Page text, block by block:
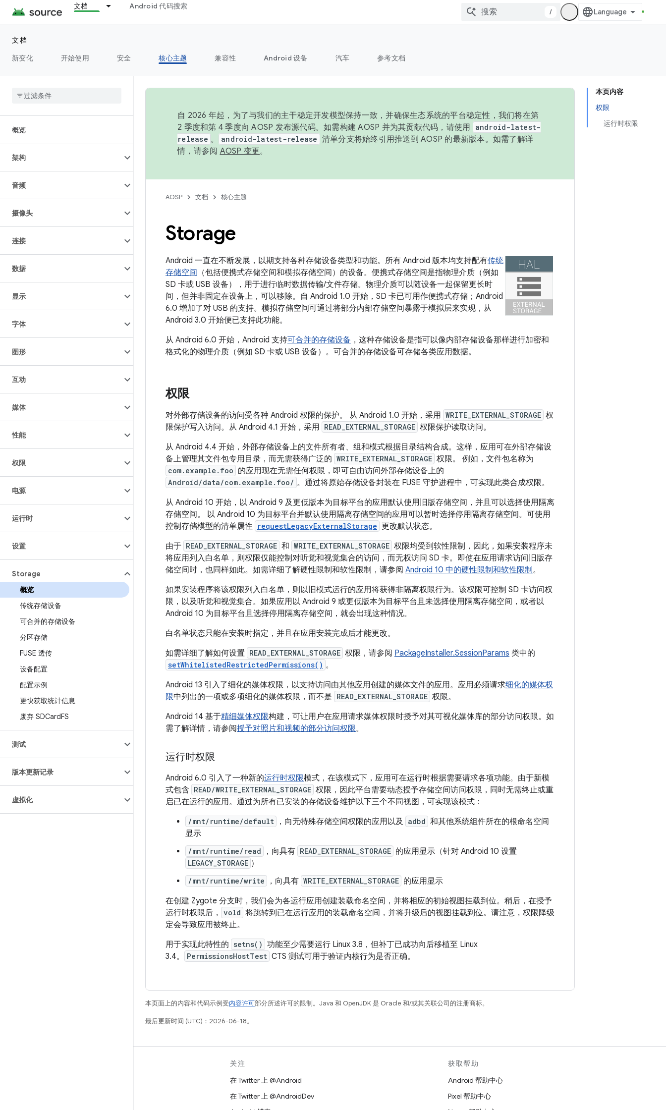
文档 Android 代码搜索
/
文档
新变化
开始使用 安全 核心主题 兼容性 Android 设备 汽车 参考文档
概览
架构
音频
摄像头
连接
数据
显示
字体
图形
互动
媒体
性能
权限
电源
运行时
设置
Storage
概览
传统存储设备
可合并的存储设备
分区存储
FUSE 透传
设备配置
配置示例
更快获取统计信息
废弃 SDCardFS
测试
版本更新记录
虚拟化
本页内容
权限
运行时权限
自 2026 年起，为了与我们的主干稳定开发模型保持一致，并确保生态系统的平台稳定性，我们将在第
2 季度和第 4 季度向 AOSP 发布源代码。如需构建 AOSP 并为其贡献代码，请使用
android-latest-
release 。 android-latest-release 清单分支将始终引用推送到 AOSP 的最新版本。如需了解详
情，请参阅 AOSP 变更。
AOSP 文档 核心主题
Storage
Android 一直在不断发展，以期支持各种存储设备类型和功能。所有 Android 版本均支持配有传统
存储空间 （包括便携式存储空间和模拟存储空间）的设备。便携式存储空间是指物理介质（例如
SD 卡或 USB 设备），用于进行临时数据传输/文件存储。 物理介质可以随设备一起保留更长时
间，但并非固定在设备上，可以移除。自 Android 1.0 开始，SD 卡已可用作便携式存储；Android
6.0 增加了对 USB 的支持。模拟存储空间可通过将部分内部存储空间暴露于模拟层来实现，从
Android 3.0 开始便已支持此功能。
从 Android 6.0 开始，Android 支持可合并的存储设备 ，这种存储设备是指可以像内部存储设备那样进行加密和
格式化的物理介质（例如 SD 卡或 USB 设备）。 可合并的存储设备可存储各类应用数据。
权限
对外部存储设备的访问受各种 Android 权限的保护。 从 Android 1.0 开始，采用 WRITE_EXTERNAL_STORAGE 权
限保护写入访问。从 Android 4.1 开始，采用 READ_EXTERNAL_STORAGE 权限保护读取访问。
从 Android 4.4 开始，外部存储设备上的文件所有者、组和模式根据目录结构合成。这样，应用可在外部存储设
备上管理其文件包专用目录，而无需获得广泛的 WRITE_EXTERNAL_STORAGE 权限。 例如，文件包名称为
com.example.foo 的应用现在无需任何权限，即可自由访问外部存储设备上的
Android/data/com.example.foo/ 。通过将原始存储设备封装在 FUSE 守护进程中，可实现此类合成权限。
从 Android 10 开始，以 Android 9 及更低版本为目标平台的应用默认使用旧版存储空间，并且可以选择使用隔离
存储空间。
以 Android 10 为目标平台并默认使用隔离存储空间的应用可以暂时选择停用隔离存储空间。 可使用
控制存储模型的清单属性 requestLegacyExternalStorage 更改默认状态。
由于 READ_EXTERNAL_STORAGE 和 WRITE_EXTERNAL_STORAGE 权限均受到软性限制，因此，如果安装程序未
将应用列入白名单，则权限仅能控制对听觉和视觉集合的访问，而无权访问 SD 卡。即使在应用请求访问旧版存
储空间时，也同样如此。如需详细了解硬性限制和软性限制，请参阅 Android 10 中的硬性限制和软性限制。
如果安装程序将该权限列入白名单，则以旧模式运行的应用将获得非隔离权限行为。该权限可控制 SD 卡访问权
限，以及听觉和视觉集合。如果应用以 Android 9 或更低版本为目标平台且未选择使用隔离存储空间，或者以
Android 10 为目标平台且选择停用隔离存储空间，就会出现这种情况。
白名单状态只能在安装时指定，并且在应用安装完成后才能更改。
如需详细了解如何设置 READ_EXTERNAL_STORAGE 权限，请参阅 PackageInstaller.SessionParams 类中的
setWhitelistedRestrictedPermissions() 。
Android 13 引入了细化的媒体权限，以支持访问由其他应用创建的媒体文件的应用。应用必须请求细化的媒体权
限中列出的一项或多项细化的媒体权限，而不是 READ_EXTERNAL_STORAGE 权限。
Android 14 基于精细媒体权限构建，可让用户在应用请求媒体权限时授予对其可视化媒体库的部分访问权限。如
需了解详情，请参阅授予对照片和视频的部分访问权限。
运行时权限
Android 6.0 引入了一种新的运行时权限模式，在该模式下，应用可在运行时根据需要请求各项功能。由于新模
式包含 READ/WRITE_EXTERNAL_STORAGE 权限，因此平台需要动态授予存储空间访问权限，同时无需终止或重
启已在运行的应用。通过为所有已安装的存储设备维护以下三个不同视图，可实现该模式：
/mnt/runtime/default ，向无特殊存储空间权限的应用以及 adbd 和其他系统组件所在的根命名空间
显示
/mnt/runtime/read ，向具有 READ_EXTERNAL_STORAGE 的应用显示（针对 Android 10 设置
LEGACY_STORAGE ）
/mnt/runtime/write ，向具有 WRITE_EXTERNAL_STORAGE 的应用显示
在创建 Zygote 分支时，我们会为各运行应用创建装载命名空间，并将相应的初始视图挂载到位。稍后，在授予
运行时权限后，
vold 将跳转到已在运行应用的装载命名空间，并将升级后的视图挂载到位。请注意，权限降级
定会导致应用被终止。
用于实现此特性的 setns() 功能至少需要运行 Linux 3.8，但补丁已成功向后移植至 Linux
3.4。
PermissionsHostTest CTS 测试可用于验证内核行为是否正确。
本页面上的内容和代码示例受内容许可部分所述许可的限制。Java 和 OpenJDK 是 Oracle 和/或其关联公司的注册商标。
最后更新时间 (UTC)：2026-06-18。
关注
在 Twitter 上 @Android
在 Twitter 上 @AndroidDev
获取帮助
Android 帮助中心
Pixel 帮助中心